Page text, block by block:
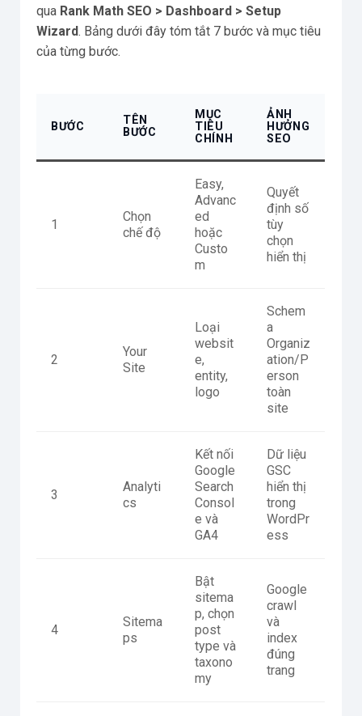
qua Rank Math SEO > Dashboard > Setup
Wizard. Bảng dưới đây tóm tắt 7 bước và mục tiêu
của từng bước.
BƯỚC
TÊN
BƯỚC
MỤC
TIÊU
CHÍNH
ẢNH
HƯỞNG
SEO
1
Chọn
chế độ
Easy,
Advanc
ed
hoặc
Custo
m
Quyết
định số
tùy
chọn
hiển thị
2
Your
Site
Loại
websit
e,
entity,
logo
Schem
a
Organiz
ation/P
erson
toàn
site
3
Analyti
cs
Kết nối
Google
Search
Consol
e và
GA4
Dữ liệu
GSC
hiển thị
trong
WordPr
ess
4
Sitema
ps
Bật
sitema
p, chọn
post
type và
taxono
my
Google
crawl
và
index
đúng
trang